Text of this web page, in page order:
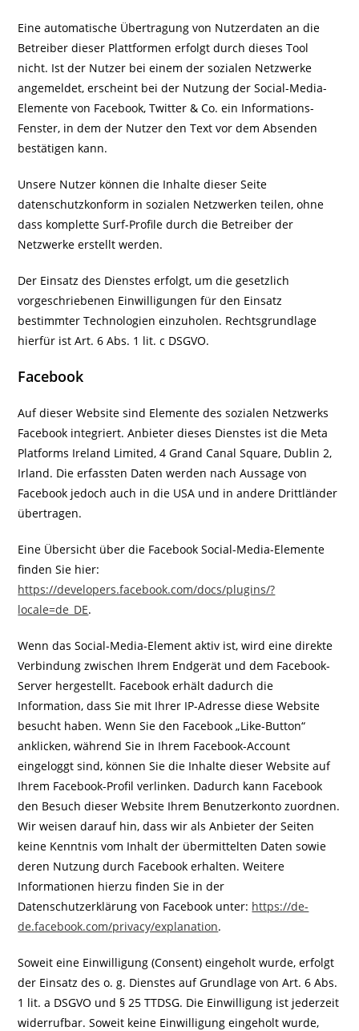
Eine automatische Übertragung von Nutzerdaten an die
Betreiber dieser Plattformen erfolgt durch dieses Tool
nicht. Ist der Nutzer bei einem der sozialen Netzwerke
angemeldet, erscheint bei der Nutzung der Social-Media-
Elemente von Facebook, Twitter & Co. ein Informations-
Fenster, in dem der Nutzer den Text vor dem Absenden
bestätigen kann.
Unsere Nutzer können die Inhalte dieser Seite
datenschutzkonform in sozialen Netzwerken teilen, ohne
dass komplette Surf-Profile durch die Betreiber der
Netzwerke erstellt werden.
Der Einsatz des Dienstes erfolgt, um die gesetzlich
vorgeschriebenen Einwilligungen für den Einsatz
bestimmter Technologien einzuholen. Rechtsgrundlage
hierfür ist Art. 6 Abs. 1 lit. c DSGVO.
Facebook
Auf dieser Website sind Elemente des sozialen Netzwerks
Facebook integriert. Anbieter dieses Dienstes ist die Meta
Platforms Ireland Limited, 4 Grand Canal Square, Dublin 2,
Irland. Die erfassten Daten werden nach Aussage von
Facebook jedoch auch in die USA und in andere Drittländer
übertragen.
Eine Übersicht über die Facebook Social-Media-Elemente
finden Sie hier:
https://developers.facebook.com/docs/plugins/?
locale=de_DE.
Wenn das Social-Media-Element aktiv ist, wird eine direkte
Verbindung zwischen Ihrem Endgerät und dem Facebook-
Server hergestellt. Facebook erhält dadurch die
Information, dass Sie mit Ihrer IP-Adresse diese Website
besucht haben. Wenn Sie den Facebook „Like-Button“
anklicken, während Sie in Ihrem Facebook-Account
eingeloggt sind, können Sie die Inhalte dieser Website auf
Ihrem Facebook-Profil verlinken. Dadurch kann Facebook
den Besuch dieser Website Ihrem Benutzerkonto zuordnen.
Wir weisen darauf hin, dass wir als Anbieter der Seiten
keine Kenntnis vom Inhalt der übermittelten Daten sowie
deren Nutzung durch Facebook erhalten. Weitere
Informationen hierzu finden Sie in der
Datenschutzerklärung von Facebook unter: https://de-
de.facebook.com/privacy/explanation.
Soweit eine Einwilligung (Consent) eingeholt wurde, erfolgt
der Einsatz des o. g. Dienstes auf Grundlage von Art. 6 Abs.
1 lit. a DSGVO und § 25 TTDSG. Die Einwilligung ist jederzeit
widerrufbar. Soweit keine Einwilligung eingeholt wurde,